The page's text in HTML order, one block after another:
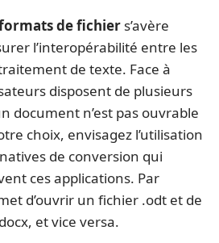
de fichier s’avère
l’interopérabilité entre les
de texte. Face à
disposent de plusieurs
document n’est pas ouvrable
choix, envisagez l’utilisation
de conversion qui
ces applications. Par
d’ouvrir un fichier .odt et de
et vice versa.